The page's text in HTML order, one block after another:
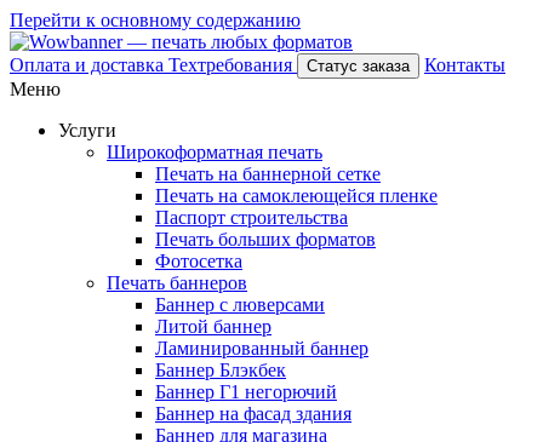
Перейти к основному содержанию
Оплата и доставка Техтребования Статус заказа
Контакты
Меню
Услуги
Широкоформатная печать
Печать на баннерной сетке
Печать на самоклеющейся пленке
Паспорт строительства
Печать больших форматов
Фотосетка
Печать баннеров
Баннер с люверсами
Литой баннер
Ламинированный баннер
Баннер Блэкбек
Баннер Г1 негорючий
Баннер на фасад здания
Баннер для магазина